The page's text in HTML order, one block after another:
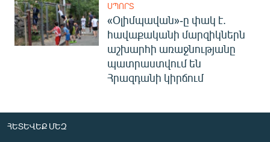
ՍՊՈՐՏ
«Օլիմպավան»-ը փակ է.
հավաքականի մարզիկներն
աշխարհի առաջնությանը
պատրաստվում են
Հրազդանի կիրճում
ՀԵՏԵՎԵՔ ՄԵԶ